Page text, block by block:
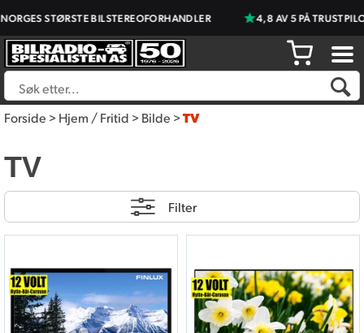
STØRSTE BILSTEREOFORHANDLER 4,8 AV 5 PÅ
Forside>Hjem / Fritid>Bilde>TV
TV
Filter